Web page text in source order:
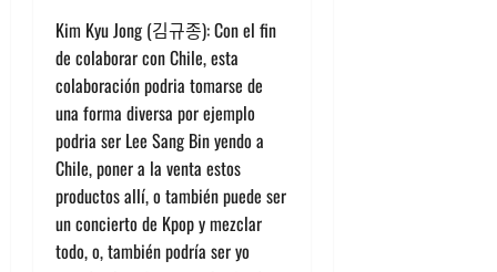
Kim Kyu Jong (김규종): Con el fin
de colaborar con Chile, esta
colaboración podria tomarse de
una forma diversa por ejemplo
podria ser Lee Sang Bin yendo a
Chile, poner a la venta estos
productos allí, o también puede ser
un concierto de Kpop y mezclar
todo, o, también podría ser yo